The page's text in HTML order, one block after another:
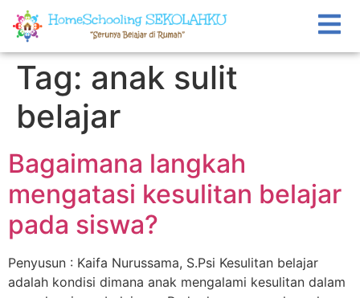
Tag: anak sulit
belajar
Bagaimana langkah
mengatasi kesulitan belajar
pada siswa?
Penyusun : Kaifa Nurussama, S.Psi Kesulitan belajar
adalah kondisi dimana anak mengalami kesulitan dalam